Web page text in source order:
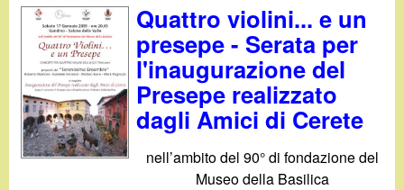
Quattro violini... e un
presepe - Serata per
l'inaugurazione del
Presepe realizzato
dagli Amici di Cerete
nell’ambito del 90° di fondazione del
Museo della Basilica